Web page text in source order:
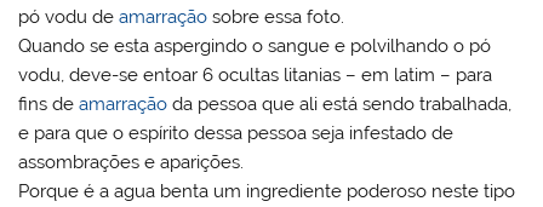
pó vodu deamarração sobre essa foto.
Quando se esta aspergindo o sangue e polvilhando o pó
vodu, deve-se entoar 6 ocultas litanias – em latim – para
fins deamarração da pessoa que ali está sendo trabalhada,
e para que o espírito dessa pessoa seja infestado de
assombrações e aparições.
Porque é a agua benta um ingrediente poderoso neste tipo